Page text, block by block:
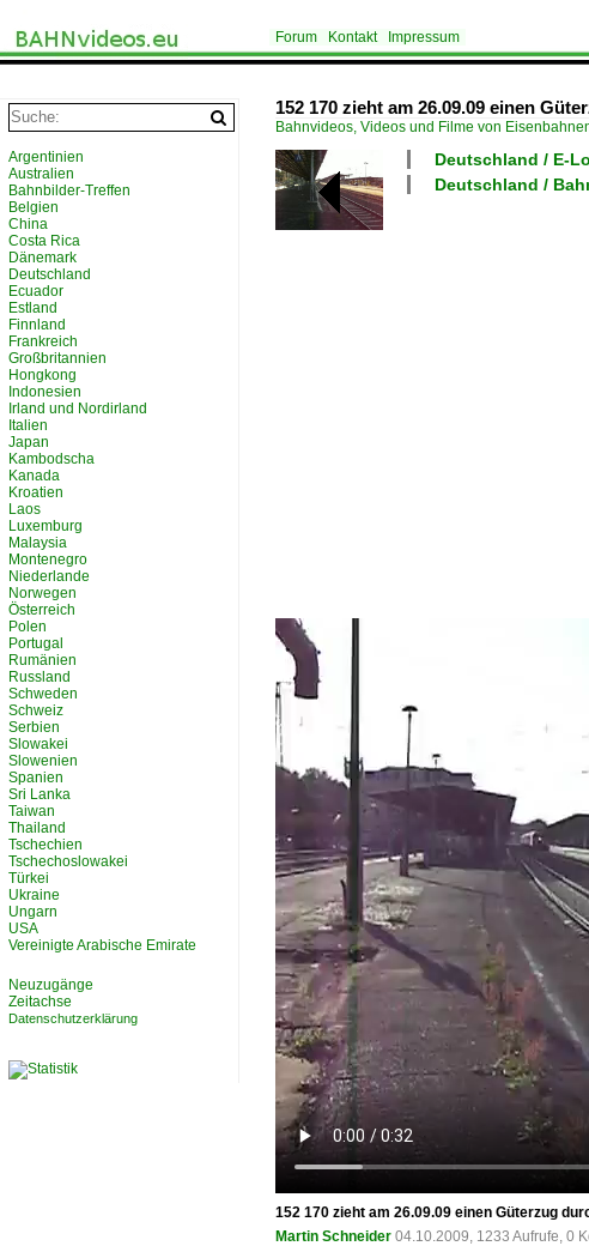
Forum Kontakt Impressum
152 170 zieht am 26.09.09 einen
Bahnvideos, Videos und Filme von
Deutschland / E-
Deutschland /
152 170 zieht am 26.09.09 einen Güterzug
Martin Schneider 04.10.2009, 1233 Aufrufe, 0
Argentinien
Australien
Bahnbilder-Treffen
Belgien
China
Costa Rica
Dänemark
Deutschland
Ecuador
Estland
Finnland
Frankreich
Großbritannien
Hongkong
Indonesien
Irland und Nordirland
Italien
Japan
Kambodscha
Kanada
Kroatien
Laos
Luxemburg
Malaysia
Montenegro
Niederlande
Norwegen
Österreich
Polen
Portugal
Rumänien
Russland
Schweden
Schweiz
Serbien
Slowakei
Slowenien
Spanien
Sri Lanka
Taiwan
Thailand
Tschechien
Tschechoslowakei
Türkei
Ukraine
Ungarn
USA
Vereinigte Arabische Emirate
Neuzugänge
Zeitachse
Datenschutzerklärung